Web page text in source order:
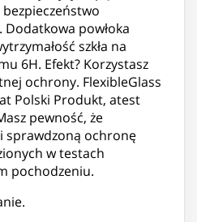
powłoka
szkła na
6H. Efekt? Korzystasz
ochrony. FlexibleGlass
Polski Produkt, atest
pewność, że
sprawdzoną ochronę
w testach
pochodzeniu.